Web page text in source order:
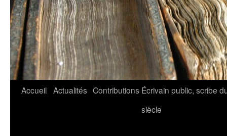
Aller
Accueil Actualités Contributions Écrivain public, scribe
siècle